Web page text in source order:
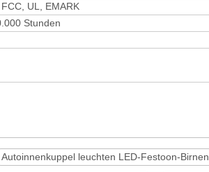
UL, EMARK
Stunden
Autoinnenkuppel leuchten LED-Festoon-Birnen